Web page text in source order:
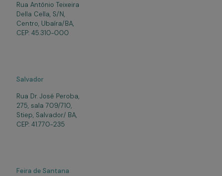
Rua Antônio Teixeira
Della Cella, S/N,
Centro, Ubaíra/BA,
CEP: 45.310-000
Salvador
Rua Dr. José Peroba,
275, sala 709/710,
Stiep, Salvador/ BA,
CEP: 41.770-235
Feira de Santana